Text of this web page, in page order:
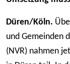
Düren/Köln.
und Gemeinden
(NVR) nahmen